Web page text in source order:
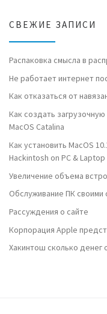
СВЕЖИЕ ЗАПИСИ
Распаковка смысла в
Не работает интернет
Как отказаться от
Как создать
MacOS Catalina
Как установить MacOS
Hackintosh on PC & Laptop
Увеличение объема
Обслуживание ПК своими
Рассуждения о сайте
Корпорация Apple
Хакинтош сколько денег